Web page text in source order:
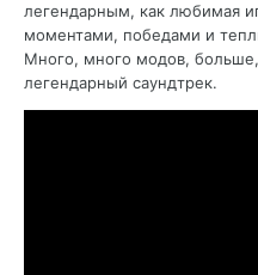
легендарным, как любимая
моментами, победами и
Много, много модов,
легендарный саундтрек.